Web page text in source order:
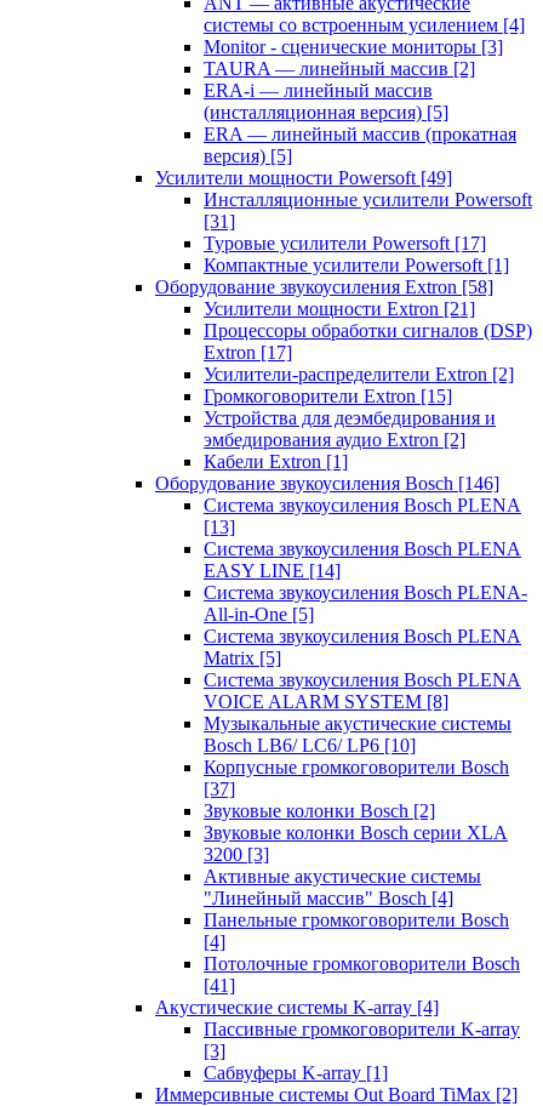
системы со встроенным усилением [4]
Monitor - сценические мониторы [3]
TAURA — линейный массив [2]
ERA-i — линейный массив
(инсталляционная версия) [5]
ERA — линейный массив (прокатная
версия) [5]
Усилители мощности Powersoft [49]
Инсталляционные усилители Powersoft
[31]
Туровые усилители Powersoft [17]
Компактные усилители Powersoft [1]
Оборудование звукоусиления Extron [58]
Усилители мощности Extron [21]
Процессоры обработки сигналов (DSP)
Extron [17]
Усилители-распределители Extron [2]
Громкоговорители Extron [15]
Устройства для деэмбедирования и
эмбедирования аудио Extron [2]
Кабели Extron [1]
Оборудование звукоусиления Bosch [146]
Система звукоусиления Bosch PLENA
[13]
Система звукоусиления Bosch PLENA
EASY LINE [14]
Система звукоусиления Bosch PLENA-
All-in-One [5]
Система звукоусиления Bosch PLENA
Matrix [5]
Система звукоусиления Bosch PLENA
VOICE ALARM SYSTEM [8]
Музыкальные акустические системы
Bosch LB6/ LC6/ LP6 [10]
Корпусные громкоговорители Bosch
[37]
Звуковые колонки Bosch [2]
Звуковые колонки Bosch серии XLA
3200 [3]
Активные акустические системы
"Линейный массив" Bosch [4]
Панельные громкоговорители Bosch
[4]
Потолочные громкоговорители Bosch
[41]
Акустические системы K-array [4]
Пассивные громкоговорители K-array
[3]
Сабвуферы K-array [1]
Иммерсивные системы Out Board TiMax [2]